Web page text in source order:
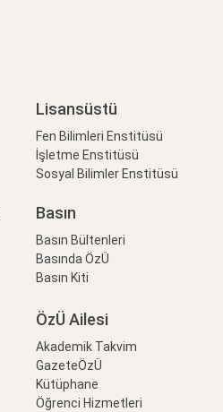
Lisansüstü
Fen Bilimleri Enstitüsü
İşletme Enstitüsü
Sosyal Bilimler Enstitüsü
Basın
Basın Bültenleri
Basında ÖzÜ
Basın Kiti
ÖzÜ Ailesi
Akademik Takvim
GazeteÖzÜ
Kütüphane
Öğrenci Hizmetleri